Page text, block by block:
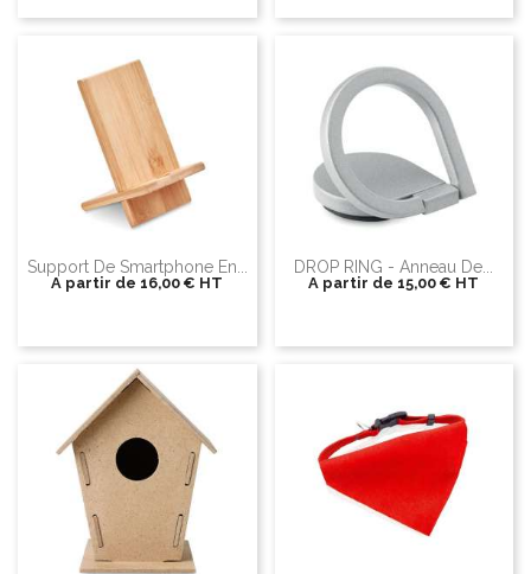
Support De Smartphone En...
A partir de 16,00 € HT
DROP RING - Anneau De...
A partir de 15,00 € HT